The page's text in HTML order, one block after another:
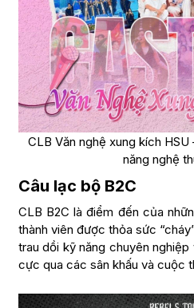
CLB Văn nghệ xung kích
năng nghệ
Câu lạc bộ B2C
CLB B2C là điểm đến của
thành viên được thỏa sức
trau dồi kỹ năng chuyên
cực qua các sân khấu và cuộc